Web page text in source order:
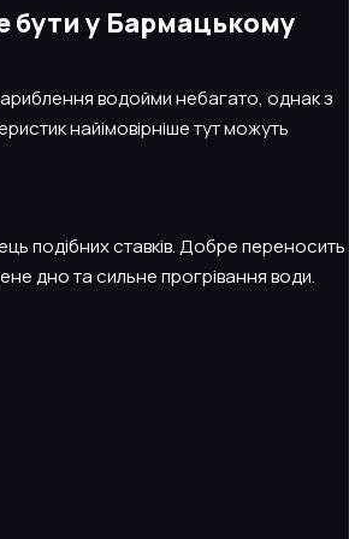
бути у Бармацькому
водойми небагато, однак з
найімовірніше тут можуть
подібних ставків. Добре переносить
дно та сильне прогрівання води.